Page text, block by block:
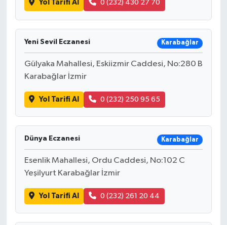
Yol Tarifi Al 0 (232) 430 27 70
Yeni Sevil Eczanesi Karabağlar
Gülyaka Mahallesi, Eskiizmir Caddesi, No:280 B
Karabağlar İzmir
Yol Tarifi Al 0 (232) 250 95 65
Dünya Eczanesi Karabağlar
Esenlik Mahallesi, Ordu Caddesi, No:102 C
Yeşilyurt Karabağlar İzmir
Yol Tarifi Al 0 (232) 261 20 44